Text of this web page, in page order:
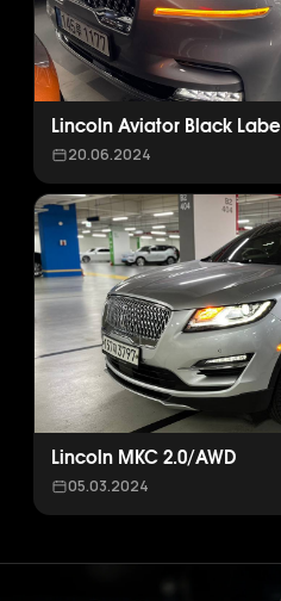
Lincoln Aviator Black
20.06.2024
Lincoln MKC 2.0/AWD
05.03.2024